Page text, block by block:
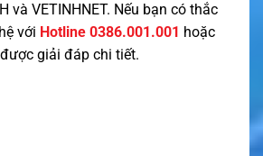
và VETINHNET. Nếu bạn có thắc
với Hotline 0386.001.001 hoặc
giải đáp chi tiết.